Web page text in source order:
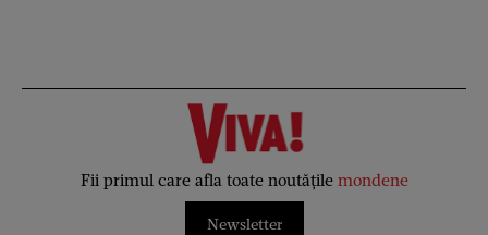
Fii primul care afla toate noutățile mondene
Newsletter